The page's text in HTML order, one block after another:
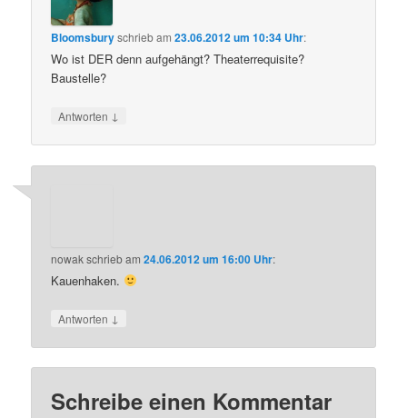
Bloomsburyschriebam23.06.2012 um 10:34 Uhr:
Wo ist DER denn aufgehängt? Theaterrequisite?
Baustelle?
Antworten ↓
nowakschriebam24.06.2012 um 16:00 Uhr:
Kauenhaken.
Antworten ↓
Schreibe einen Kommentar